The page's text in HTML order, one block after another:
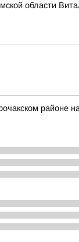
области
районе